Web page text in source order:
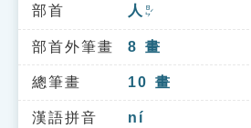
索引選單
知識索引
單字索引
生命大百科索引
部首 人 ㄖㄣˊ
部首外筆畫 8 畫
總筆畫 10 畫
漢語拼音 ní